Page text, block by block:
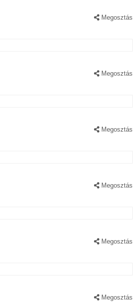
Megosztás
Megosztás
Megosztás
Megosztás
Megosztás
Megosztás